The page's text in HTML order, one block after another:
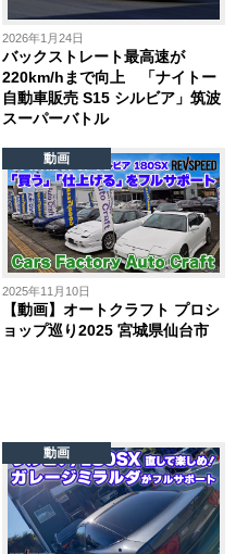
2026年1月24日
バックストレート最高速が
220km/hまで向上 「ナイトー
自動車販売 S15 シルビア」筑波
スーパーバトル
2025年11月10日
【動画】オートクラフト プロシ
ョップ巡り2025 宮城県仙台市
動画
動画